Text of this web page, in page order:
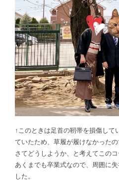
↑このときは足首の靭帯を損傷して
ていたため、草履が履けなかったの
さてどうしようか、と考えてこのコ
あくまでも卒業式なので、周囲に
した。